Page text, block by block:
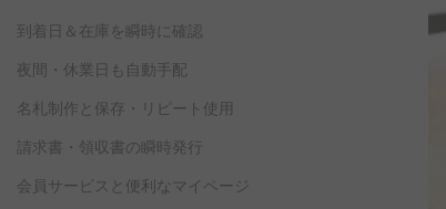
到着日＆在庫を瞬時に確認
夜間・休業日も自動手配
名札制作と保存・リピート使用
請求書・領収書の瞬時発行
会員サービスと便利なマイページ